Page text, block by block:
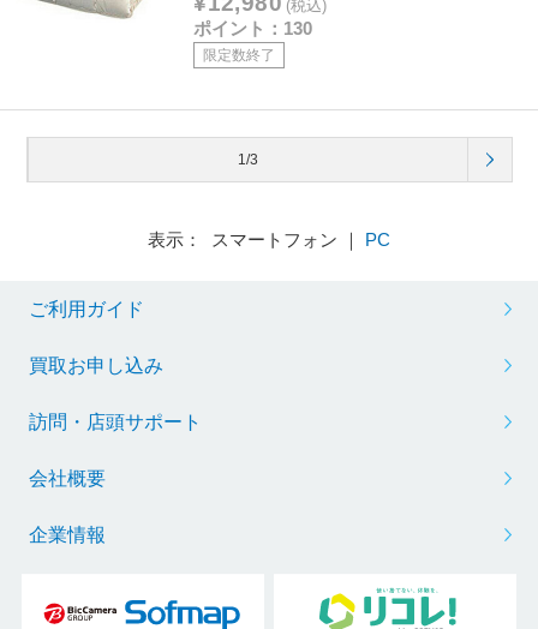
(税込)
ポイント：130
限定数終了
1/3
表示： スマートフォン ｜ PC
ご利用ガイド
買取お申し込み
訪問・店頭サポート
会社概要
企業情報